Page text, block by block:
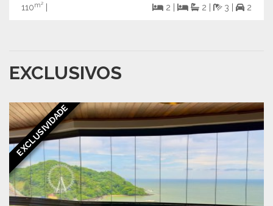
110m² 2 | 2 | 3 | 2
EXCLUSIVOS
EXCLUSIVIDADE